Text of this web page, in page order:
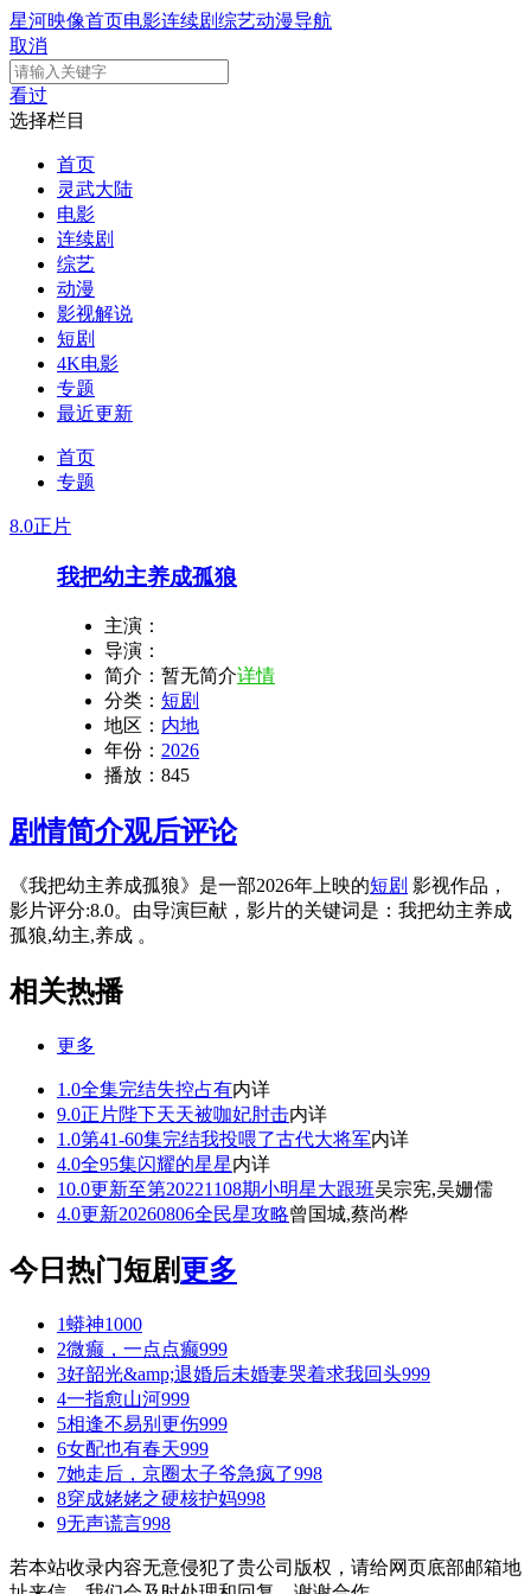
星河映像首页电影连续剧综艺动漫导航
取消
看过
选择栏目
首页
灵武大陆
电影
连续剧
综艺
动漫
影视解说
短剧
4K电影
专题
最近更新
首页
专题
8.0正片
我把幼主养成孤狼
主演：
导演：
简介： 暂无简介详情
分类： 短剧
地区： 内地
年份： 2026
播放： 845
剧情简介观后评论
《我把幼主养成孤狼》是一部2026年上映的短剧 影视作品，
影片评分:8.0。由导演巨献，影片的关键词是：我把幼主养成
孤狼,幼主,养成 。
相关热播
更多
1.0全集完结失控占有内详
9.0正片陛下天天被咖妃肘击内详
1.0第41-60集完结我投喂了古代大将军内详
4.0全95集闪耀的星星内详
10.0更新至第20221108期小明星大跟班吴宗宪,吴姗儒
4.0更新20260806全民星攻略曾国城,蔡尚桦
今日热门短剧更多
1蟒神1000
2微癫，一点点癫999
3好韶光&amp;退婚后未婚妻哭着求我回头999
4一指愈山河999
5相逢不易别更伤999
6女配也有春天999
7她走后，京圈太子爷急疯了998
8穿成姥姥之硬核护妈998
9无声谎言998
若本站收录内容无意侵犯了贵公司版权，请给网页底部邮箱地